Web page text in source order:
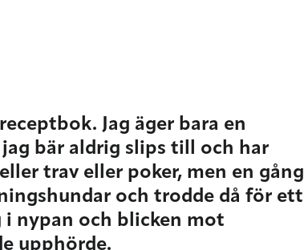
Jag äger bara en
bär aldrig slips till och har
trav eller poker, men en gång
och trodde då för ett
nypan och blicken mot
upphörde.